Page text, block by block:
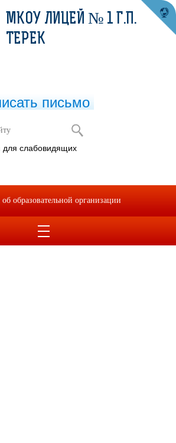
МКОУ ЛИЦЕЙ № 1 Г.П.
ТЕРЕК
письмо
для слабовидящих
образовательной организации